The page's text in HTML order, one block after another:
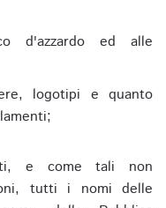
d'azzardo ed alle
logotipi e quanto
e come tali non
tutti i nomi delle